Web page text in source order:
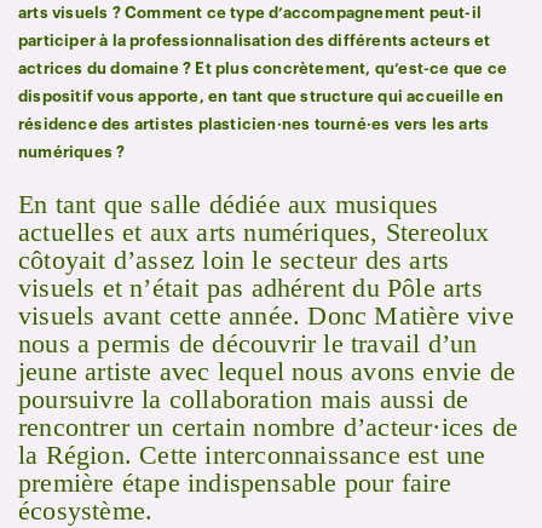
arts visuels ? Comment ce type d’accompagnement peut-il
participer à la professionnalisation des différents acteurs et
actrices du domaine ? Et plus concrètement, qu’est-ce que ce
dispositif vous apporte, en tant que structure qui accueille en
résidence des artistes plasticien·nes tourné·es vers les arts
numériques ?
En tant que salle dédiée aux musiques
actuelles et aux arts numériques, Stereolux
côtoyait d’assez loin le secteur des arts
visuels et n’était pas adhérent du Pôle arts
visuels avant cette année. Donc Matière vive
nous a permis de découvrir le travail d’un
jeune artiste avec lequel nous avons envie de
poursuivre la collaboration mais aussi de
rencontrer un certain nombre d’acteur·ices de
la Région. Cette interconnaissance est une
première étape indispensable pour faire
écosystème.